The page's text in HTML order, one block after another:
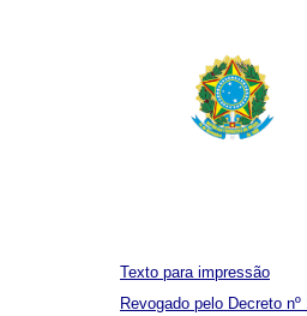
Texto para impressão
Revogado pelo Decreto